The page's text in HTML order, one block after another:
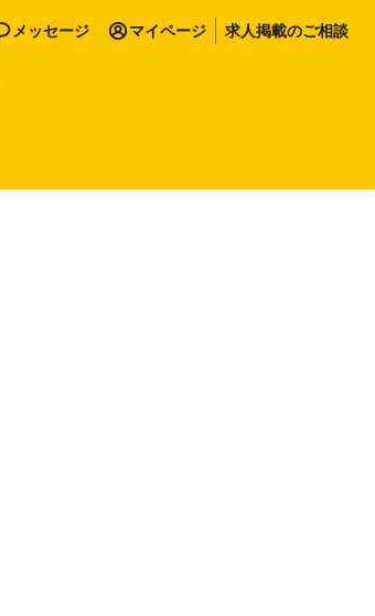
メッセージ マイページ 求人掲載のご相談